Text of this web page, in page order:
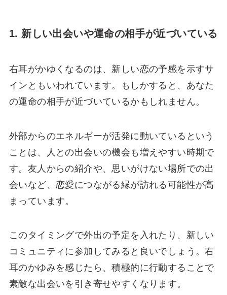
1. 新しい出会いや運命の相手が近づいている
右耳がかゆくなるのは、新しい恋の予感を示すサ
インともいわれています。もしかすると、あなた
の運命の相手が近づいているかもしれません。
外部からのエネルギーが活発に動いているという
ことは、人との出会いの機会も増えやすい時期で
す。友人からの紹介や、思いがけない場所での出
会いなど、恋愛につながる縁が訪れる可能性が高
まっています。
このタイミングで外出の予定を入れたり、新しい
コミュニティに参加してみると良いでしょう。右
耳のかゆみを感じたら、積極的に行動することで
素敵な出会いを引き寄せやすくなります。